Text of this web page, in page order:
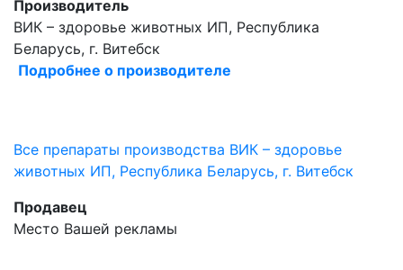
Производитель
ВИК – здоровье животных ИП, Республика
Беларусь, г. Витебск
Подробнее о производителе
Все препараты производства ВИК – здоровье
животных ИП, Республика Беларусь, г. Витебск
Продавец
Место Вашей рекламы